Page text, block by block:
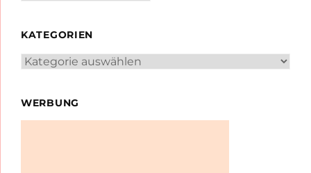
KATEGORIEN
Kategorien
WERBUNG